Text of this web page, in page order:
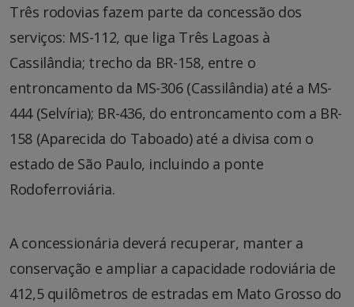
Três rodovias fazem parte da concessão dos
serviços: MS-112, que liga Três Lagoas à
Cassilândia; trecho da BR-158, entre o
entroncamento da MS-306 (Cassilândia) até a MS-
444 (Selvíria); BR-436, do entroncamento com a BR-
158 (Aparecida do Taboado) até a divisa com o
estado de São Paulo, incluindo a ponte
Rodoferroviária.
A concessionária deverá recuperar, manter a
conservação e ampliar a capacidade rodoviária de
412,5 quilômetros de estradas em Mato Grosso do